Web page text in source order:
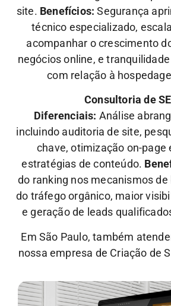
site. Benefícios: Segurança
técnico especializado,
acompanhar o crescimento
negócios online, e
com relação à
Consultoria de
Diferenciais: Análise
incluindo auditoria de site,
chave, otimização on-page
estratégias de conteúdo.
do ranking nos mecanismos
do tráfego orgânico, maior
e geração de leads
Em São Paulo, também
nossa empresa de Criação de